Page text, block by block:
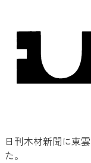
日刊木材新聞に東
た。